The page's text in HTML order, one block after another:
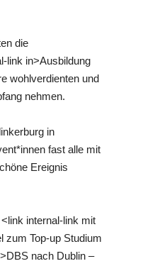
die
link in>Ausbildung
wohlverdienten und
nehmen.
in
fast alle mit
Ereignis
internal-link mit
zum Top-up Studium
nach Dublin –